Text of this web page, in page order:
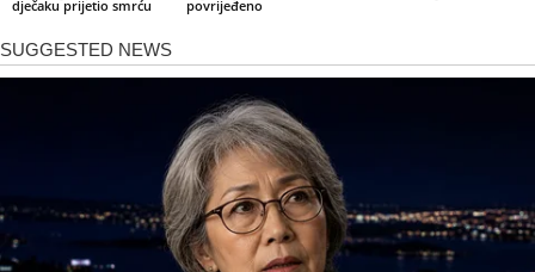
dječaku prijetio smrću
povrijeđeno